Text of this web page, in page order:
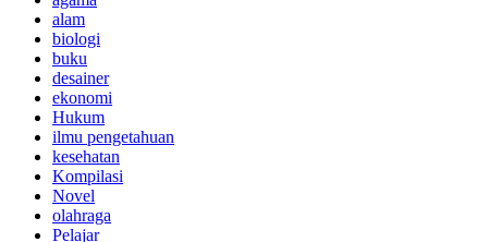
alam
biologi
buku
desainer
ekonomi
Hukum
ilmu pengetahuan
kesehatan
Kompilasi
Novel
olahraga
Pelajar